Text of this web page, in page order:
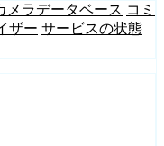
メラデータベース コミ
ザー サービスの状態